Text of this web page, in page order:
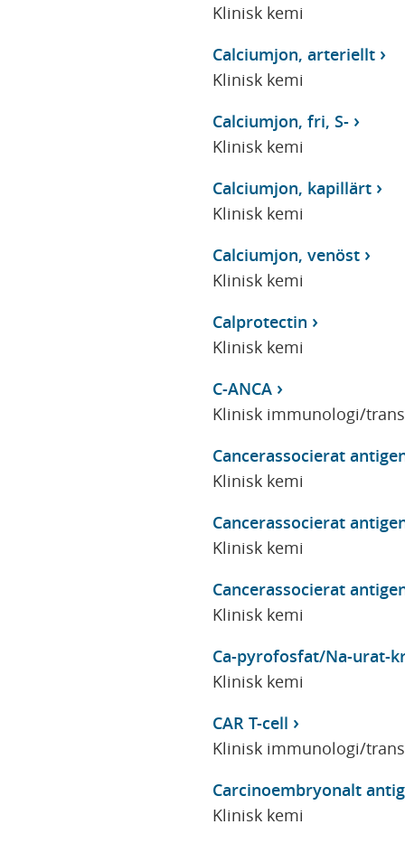
Klinisk kemi
Calciumjon, arteriellt
Klinisk kemi
Calciumjon, fri, S-
Klinisk kemi
Calciumjon, kapillärt
Klinisk kemi
Calciumjon, venöst
Klinisk kemi
Calprotectin
Klinisk kemi
C-ANCA
Klinisk immunologi/
Cancerassocierat
Klinisk kemi
Cancerassocierat
Klinisk kemi
Cancerassocierat
Klinisk kemi
Ca-pyrofosfat/Na-urat-
Klinisk kemi
CAR T-cell
Klinisk immunologi/
Carcinoembryonalt
Klinisk kemi